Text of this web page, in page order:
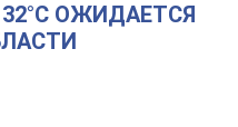
ОЖИДАЕТСЯ